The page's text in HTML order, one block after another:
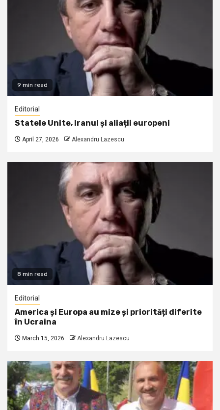
9 min read
Editorial
Statele Unite, Iranul și aliații europeni
April 27, 2026 Alexandru Lazescu
8 min read
Editorial
America și Europa au mize și priorități diferite
în Ucraina
March 15, 2026 Alexandru Lazescu